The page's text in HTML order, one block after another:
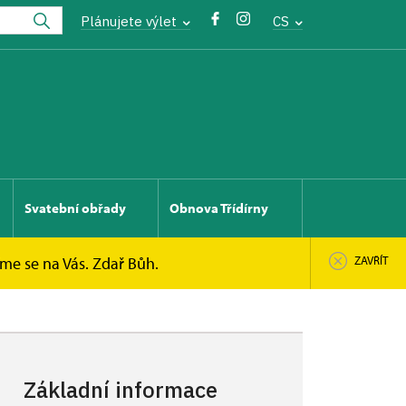
Plánujete výlet CS
Svatební obřady Obnova Třídírny
se na Vás. Zdař Bůh. ZAVŘÍT
Základní informace